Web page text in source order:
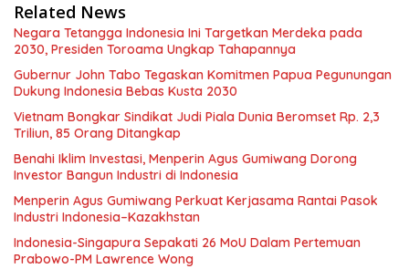
Related News
Negara Tetangga Indonesia Ini Targetkan Merdeka pada
2030, Presiden Toroama Ungkap Tahapannya
Gubernur John Tabo Tegaskan Komitmen Papua Pegunungan
Dukung Indonesia Bebas Kusta 2030
Vietnam Bongkar Sindikat Judi Piala Dunia Beromset Rp. 2,3
Triliun, 85 Orang Ditangkap
Benahi Iklim Investasi, Menperin Agus Gumiwang Dorong
Investor Bangun Industri di Indonesia
Menperin Agus Gumiwang Perkuat Kerjasama Rantai Pasok
Industri Indonesia–Kazakhstan
Indonesia-Singapura Sepakati 26 MoU Dalam Pertemuan
Prabowo-PM Lawrence Wong